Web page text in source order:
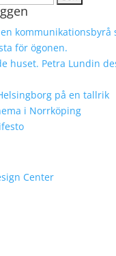
kommunikationsbyrå
för ögonen.
huset. Petra Lundin
på en tallrik
i Norrköping
Center